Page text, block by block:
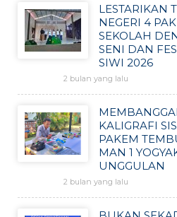
LESTARIKAN
NEGERI 4
SEKOLAH
SENI DAN
SIWI 2026
2 bulan yang lalu
KALIGRAFI
PAKEM
MAN 1
UNGGULAN
2 bulan yang lalu